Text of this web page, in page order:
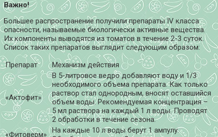
Важно!
Большее распространение получили препараты IV класса
опасности, называемые биологически активные вещества.
Их компоненты выводятся из томатов в течение 2-3 суток.
Список таких препаратов выглядит следующим образом:
Препарат
Механизм действия
«Актофит»
В 5-литровое ведро добавляют воду и 1/3
необходимого объема препарата. Как только
раствор стал однородным, вносят оставшийся
объем воды. Рекомендуемая концентрация –
5 мл раствора на каждый 1 л воды. Проводят
2 обработки в течение сезона.
«Фитоверм»
На каждые 10 л воды берут 1 ампулу.